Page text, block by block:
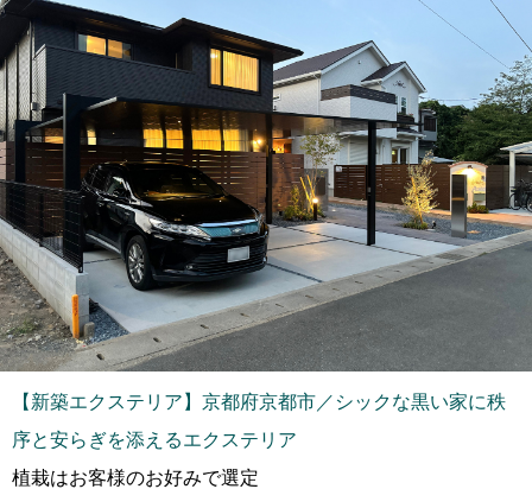
【新築エクステリア】京都府京都市／シックな黒い家に秩
序と安らぎを添えるエクステリア
植栽はお客様のお好みで選定